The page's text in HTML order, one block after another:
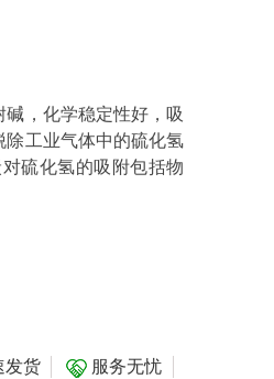
，化学稳定性好，吸
除工业气体中的硫化氢
硫化氢的吸附包括物
货 服务无忧